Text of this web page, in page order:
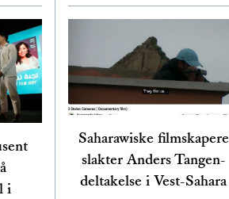
i
Saharawiske filmskapere
slakter Anders Tangen-
deltakelse i Vest-Sahara